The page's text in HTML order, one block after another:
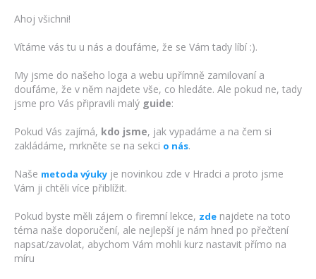
Ahoj všichni!
Vítáme vás tu u nás a doufáme, že se Vám tady líbí :).
My jsme do našeho loga a webu upřímně zamilovaní a
doufáme, že v něm najdete vše, co hledáte. Ale pokud ne, tady
jsme pro Vás připravili malý guide:
Pokud Vás zajímá, kdo jsme, jak vypadáme a na čem si
zakládáme, mrkněte se na sekci o nás.
Naše metoda výuky je novinkou zde v Hradci a proto jsme
Vám ji chtěli více přiblížit.
Pokud byste měli zájem o firemní lekce, zde najdete na toto
téma naše doporučení, ale nejlepší je nám hned po přečtení
napsat/zavolat, abychom Vám mohli kurz nastavit přímo na
míru